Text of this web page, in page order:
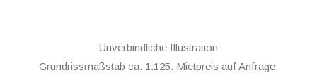
Unverbindliche Illustration
Grundrissmaßstab ca. 1:125. Mietpreis auf Anfrage.